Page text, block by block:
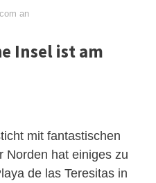
an
Insel ist am
mit fantastischen
Norden hat einiges zu
de las Teresitas in